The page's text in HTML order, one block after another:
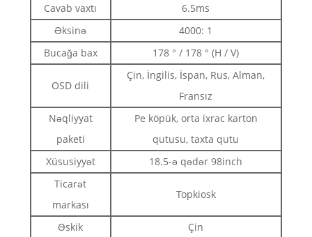
Cavab vaxtı
6.5ms
Əksinə
4000: 1
Bucağa bax
178 ° / 178 ° (H / V)
OSD dili
Çin, İngilis, İspan, Rus, Alman,
Fransız
Nəqliyyat
paketi
Pe köpük, orta ixrac karton
qutusu, taxta qutu
Xüsusiyyət
18.5-ə qədər 98inch
Ticarət
markası
Topkiosk
Əskik
Çin